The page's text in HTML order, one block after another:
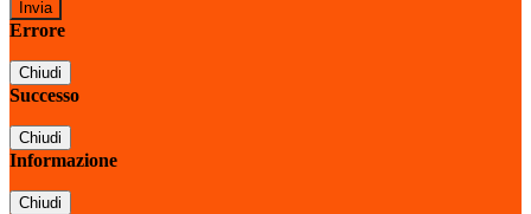
Errore
Chiudi
Successo
Chiudi
Informazione
Chiudi